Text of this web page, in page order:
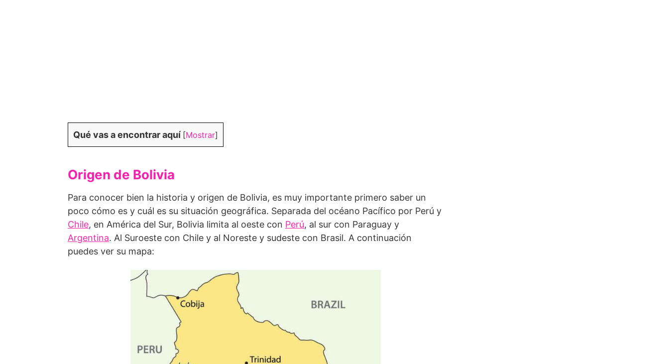
Qué vas a encontrar aquí [Mostrar]
Origen de Bolivia
Para conocer bien la historia y origen de Bolivia, es muy importante primero saber un
poco cómo es y cuál es su situación geográfica. Separada del océano Pacífico por Perú y
Chile, en América del Sur, Bolivia limita al oeste con Perú, al sur con Paraguay y
Argentina. Al Suroeste con Chile y al Noreste y sudeste con Brasil. A continuación
puedes ver su mapa: